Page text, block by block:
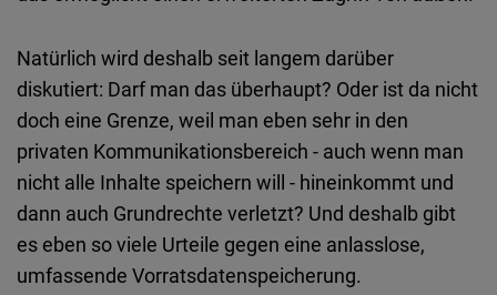
Natürlich wird deshalb seit langem darüber
diskutiert: Darf man das überhaupt? Oder ist da nicht
doch eine Grenze, weil man eben sehr in den
privaten Kommunikationsbereich - auch wenn man
nicht alle Inhalte speichern will - hineinkommt und
dann auch Grundrechte verletzt? Und deshalb gibt
es eben so viele Urteile gegen eine anlasslose,
umfassende Vorratsdatenspeicherung.